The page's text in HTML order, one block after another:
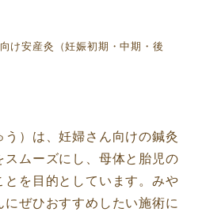
け安産灸（妊娠初期・中期・後
）は、妊婦さん向けの鍼灸
ムーズにし、母体と胎児の
を目的としています。みや
ぜひおすすめしたい施術に